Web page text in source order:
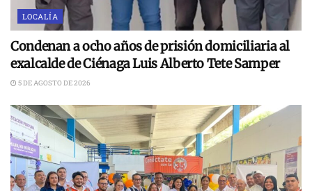
LOCALÍA
Condenan a ocho años de prisión domiciliaria al
exalcalde de Ciénaga Luis Alberto Tete Samper
5 DE AGOSTO DE 2026